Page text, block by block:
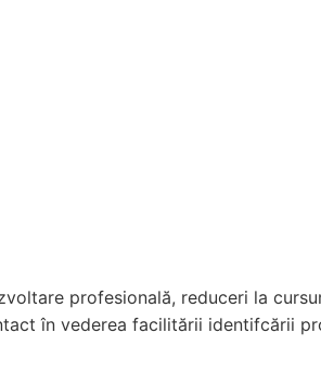
profesională, reduceri la
în vederea facilitării identifcării